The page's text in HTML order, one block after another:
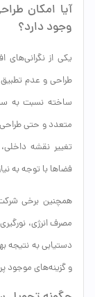
آیا امکان
وجود دارد؟
یکی از نگرانی‌های
طراحی و عدم
ساخته نسبت به
متعدد و حتی طراحی
تغییر نقشه
فضاها با توجه به
همچنین برخی
مصرف انرژی،
دستیابی به نتیجه
و گزینه‌های موجود